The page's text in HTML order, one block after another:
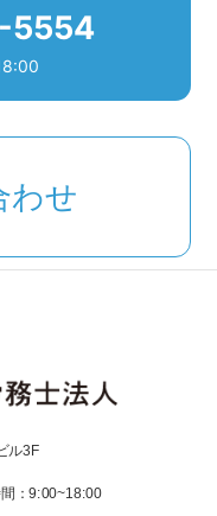
わせ
ル3F
：9:00~18:00